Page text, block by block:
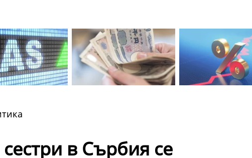
в Сърбия се